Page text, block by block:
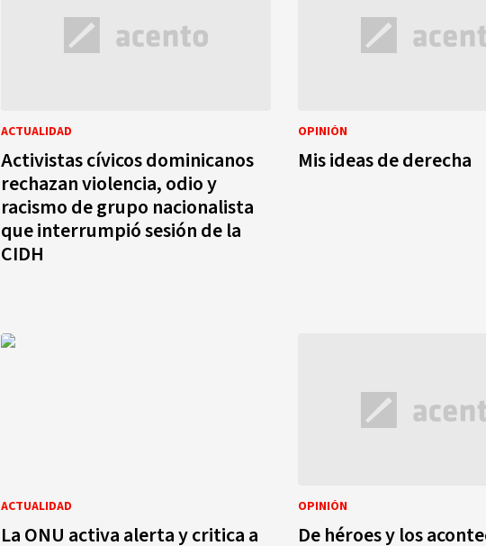
ACTUALIDAD
Activistas cívicos dominicanos
rechazan violencia, odio y
racismo de grupo nacionalista
que interrumpió sesión de la
CIDH
OPINIÓN
Mis ideas de derecha
ACTUALIDAD
La ONU activa alerta y critica a
OPINIÓN
De héroes y los